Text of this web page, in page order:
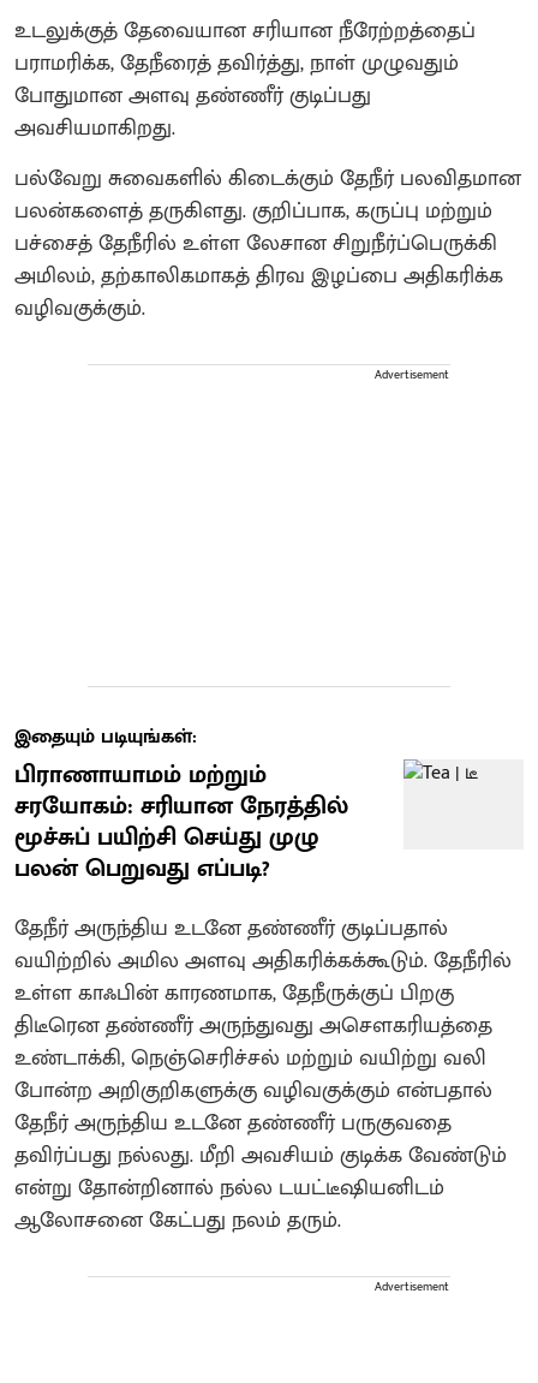
உடலுக்குத் தேவையான சரியான நீரேற்றத்தைப்
பராமரிக்க, தேநீரைத் தவிர்த்து, நாள் முழுவதும்
போதுமான அளவு தண்ணீர் குடிப்பது
அவசியமாகிறது.
பல்வேறு சுவைகளில் கிடைக்கும் தேநீர் பலவிதமான
பலன்களைத் தருகிளது. குறிப்பாக, கருப்பு மற்றும்
பச்சைத் தேநீரில் உள்ள லேசான சிறுநீர்ப்பெருக்கி
அமிலம், தற்காலிகமாகத் திரவ இழப்பை அதிகரிக்க
வழிவகுக்கும்.
Advertisement
இதையும் படியுங்கள்:
பிராணாயாமம் மற்றும்
சரயோகம்: சரியான நேரத்தில்
மூச்சுப் பயிற்சி செய்து முழு
பலன் பெறுவது எப்படி?
தேநீர் அருந்திய உடனே தண்ணீர் குடிப்பதால்
வயிற்றில் அமில அளவு அதிகரிக்கக்கூடும். தேநீரில்
உள்ள காஃபின் காரணமாக, தேநீருக்குப் பிறகு
திடீரென தண்ணீர் அருந்துவது அசௌகரியத்தை
உண்டாக்கி, நெஞ்செரிச்சல் மற்றும் வயிற்று வலி
போன்ற அறிகுறிகளுக்கு வழிவகுக்கும் என்பதால்
தேநீர் அருந்திய உடனே தண்ணீர் பருகுவதை
தவிர்ப்பது நல்லது. மீறி அவசியம் குடிக்க வேண்டும்
என்று தோன்றினால் நல்ல டயட்டீஷியனிடம்
ஆலோசனை கேட்பது நலம் தரும்.
Advertisement